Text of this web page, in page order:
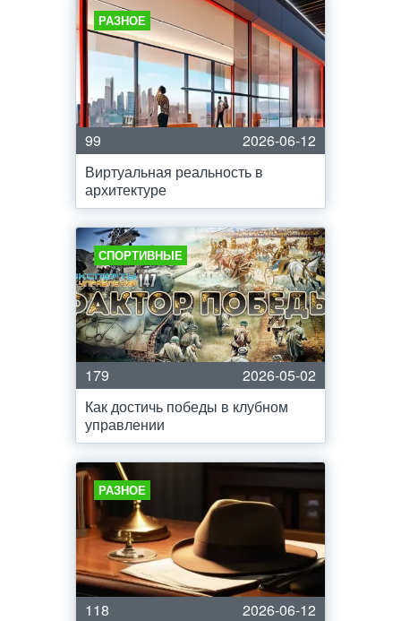
РАЗНОЕ
99
2026-06-12
Виртуальная реальность в
архитектуре
СПОРТИВНЫЕ
179
2026-05-02
Как достичь победы в клубном
управлении
РАЗНОЕ
118
2026-06-12